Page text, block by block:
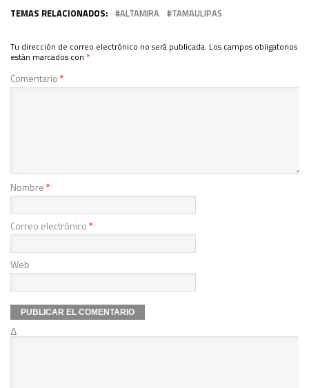
TEMAS RELACIONADOS: ALTAMIRA TAMAULIPAS
Tu dirección de correo electrónico no será publicada. Los campos obligatorios
están marcados con *
Comentario*
Nombre*
Correo electrónico*
Web
Δ